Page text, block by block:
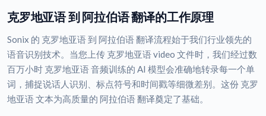
克罗地亚语 到 阿拉伯语 翻译的工作原理
Sonix 的 克罗地亚语 到 阿拉伯语 翻译流程始于我们行业领先的
语音识别技术。当您上传 克罗地亚语 video 文件时，我们经过数
百万小时 克罗地亚语 音频训练的 AI 模型会准确地转录每一个单
词，捕捉说话人识别、标点符号和时间戳等细微差别。这份 克罗
地亚语 文本为高质量的 阿拉伯语 翻译奠定了基础。